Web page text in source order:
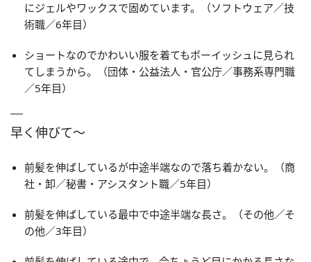
にジェルやワックスで固めています。（ソフトウェア／技
術職／6年目）
ショートなのでかわいい服を着てもボーイッシュに見られ
てしまうから。（団体・公益法人・官公庁／事務系専門職
／5年目）
早く伸びて〜
前髪を伸ばしているが中途半端なので落ち着かない。（商
社・卸／秘書・アシスタント職／5年目）
前髪を伸ばしている最中で中途半端な長さ。（その他／そ
の他／3年目）